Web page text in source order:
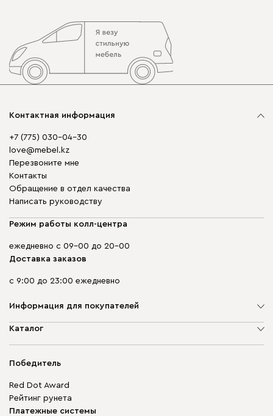
Контактная информация
+7 (775) 030-04-30
love@mebel.kz
Перезвоните мне
Контакты
Обращение в отдел качества
Написать руководству
Режим работы колл-центра
ежедневно с 09-00 до 20-00
Доставка заказов
с 9:00 до 23:00 ежедневно
Информация для покупателей
О компании
Гарантия
Для бизнеса
Карта сайта
Каталог
Корпусная мебель
Модульная мебель
Столы и стулья
Победитель
Red Dot Award
Рейтинг рунета
Платежные системы